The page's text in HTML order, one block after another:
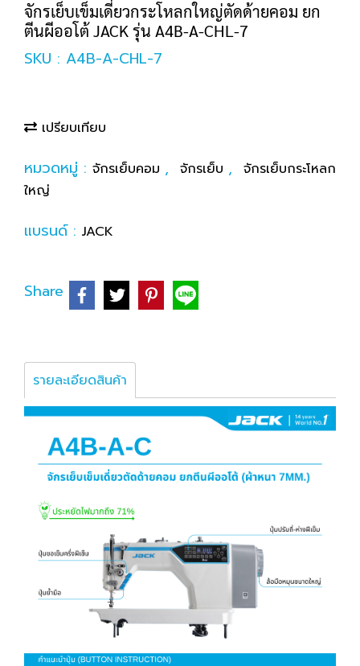
จักรเย็บเข็มเดี่ยวกระโหลกใหญ่ตัดด้ายคอม ยก
ตีนผีออโต้ JACK รุ่น A4B-A-CHL-7
SKU : A4B-A-CHL-7
เปรียบเทียบ
หมวดหมู่ : จักรเย็บคอม , จักรเย็บ ,
จักรเย็บกระโหลก
ใหญ่
แบรนด์ : JACK
Share
รายละเอียดสินค้า